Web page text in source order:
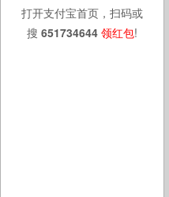
打开支付宝首页，扫码或
搜 651734644 领红包!